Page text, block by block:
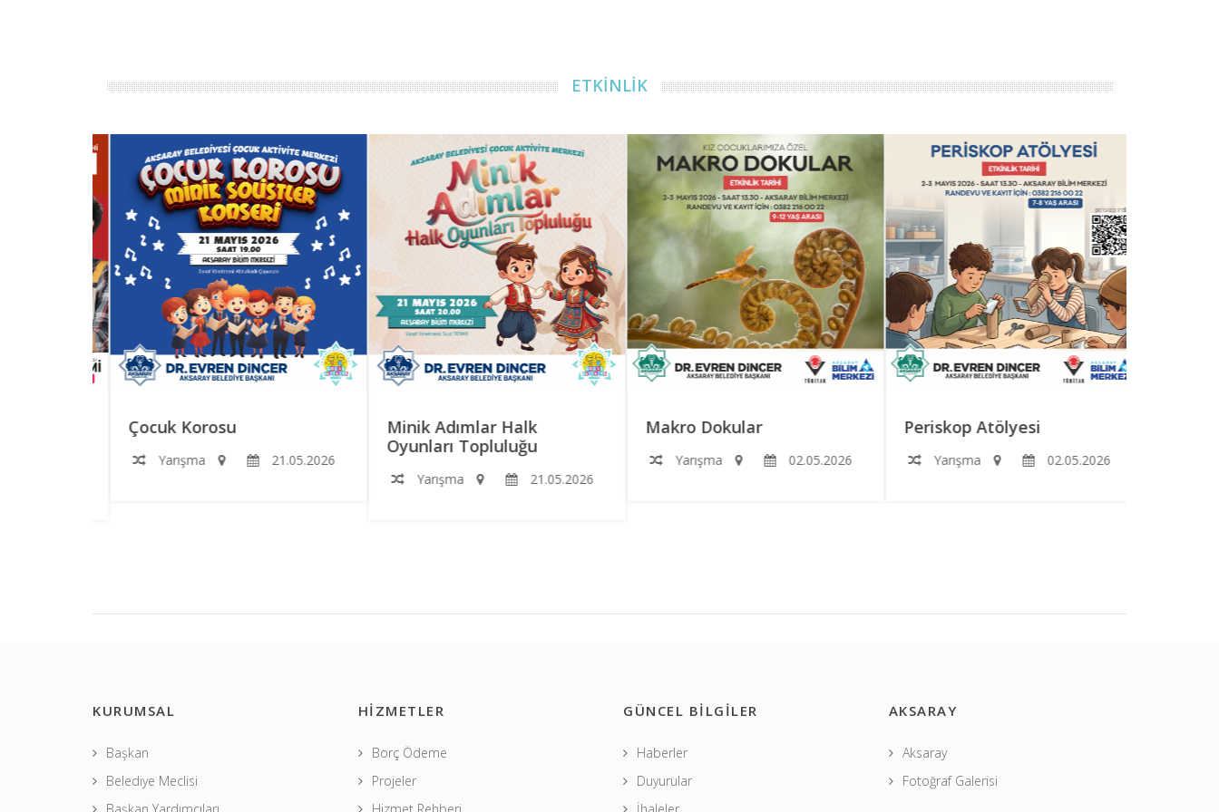
ETKİNLİK
Çocuk Korosu
Yarışma 21.05.2026
Minik Adımlar Halk
Oyunları Topluluğu
Yarışma 21.05.2026
Makro Dokular
Yarışma 02.05.2026
Periskop Atölyesi
Yarışma 02.05.2026
KURUMSAL
Başkan
Belediye Meclisi
HİZMETLER
Borç Ödeme
Projeler
GÜNCEL BİLGİLER
Haberler
Duyurular
AKSARAY
Aksaray
Fotoğraf Galerisi